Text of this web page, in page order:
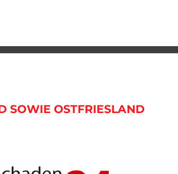
SOWIE OSTFRIESLAND